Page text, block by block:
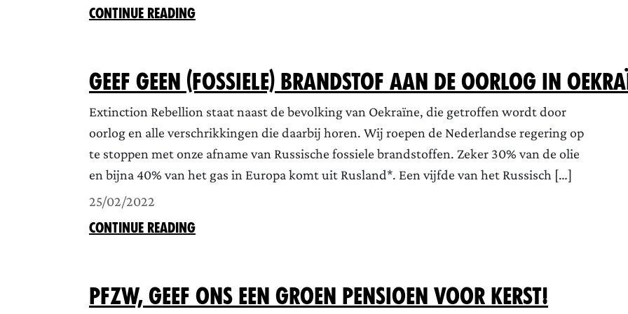
CONTINUE READING
Geef geen (fossiele) brandstof aan de oorlog in
Extinction Rebellion staat naast de bevolking van Oekraïne, die getroffen wordt door
oorlog en alle verschrikkingen die daarbij horen. Wij roepen de Nederlandse regering op
te stoppen met onze afname van Russische fossiele brandstoffen. Zeker 30% van de olie
en bijna 40% van het gas in Europa komt uit Rusland*. Een vijfde van het Russisch […]
25/02/2022
CONTINUE READING
PFZW, geef ons een groen pensioen voor Kerst!